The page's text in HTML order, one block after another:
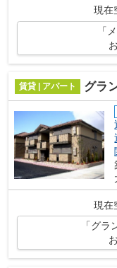
現在
「
賃貸 | アパート グラ
現在
「グ